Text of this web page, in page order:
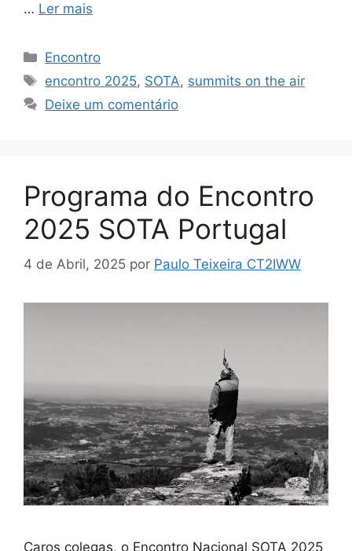
… Ler mais
Categorias
Encontro
Etiquetas
encontro 2025, SOTA, summits on the air
Deixe um comentário
Programa do Encontro
2025 SOTA Portugal
4 de Abril, 2025 por Paulo Teixeira CT2IWW
Caros colegas, o Encontro Nacional SOTA 2025